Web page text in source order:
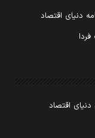
دنیای اقتصاد
اقتصاد